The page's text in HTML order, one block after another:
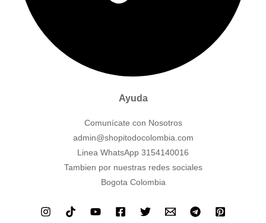
Ayuda
Comunícate con Nosotros
admin@shopitodocolombia.com
Linea WhatsApp 3154140016
Tambien por nuestras redes sociales
Bogota Colombia